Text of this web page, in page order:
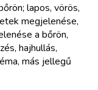
lapos, vörös,
megjelenése,
a bőrön,
hajhullás,
más jellegű